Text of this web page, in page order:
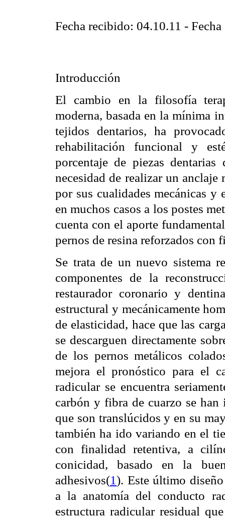
Fecha recibido: 04.10.11 -
Introducción
El cambio en la filosofía
moderna, basada en la mínima
tejidos dentarios, ha
rehabilitación funcional y
porcentaje de piezas
necesidad de realizar un
por sus cualidades mecánicas y
en muchos casos a los postes
cuenta con el aporte
pernos de resina reforzados con
Se trata de un nuevo sistema
componentes de la
restaurador coronario y
estructural y mecánicamente
de elasticidad, hace que las
se descarguen directamente
de los pernos metálicos
mejora el pronóstico para el
radicular se encuentra
carbón y fibra de cuarzo se
que son translúcidos y en su
también ha ido variando en el
con finalidad retentiva, a
conicidad, basado en la
adhesivos(1). Este último
a la anatomía del conducto
estructura radicular residual